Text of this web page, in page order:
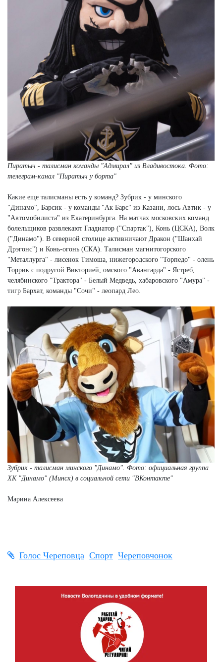
Пиратыч - талисман команды "Адмирал" из Владивостока. Фото:
телеграм-канал "Пиратыч у борта"
Какие еще талисманы есть у команд? Зубрик - у минского
"Динамо", Барсик - у команды "Ак Барс" из Казани, лось Автик - у
"Автомобилиста" из Екатеринбурга. На матчах московских команд
болельщиков развлекают Гладиатор ("Спартак"), Конь (ЦСКА), Волк
("Динамо"). В северной столице активничают Дракон ("Шанхай
Дрэгонс") и Конь-огонь (СКА). Талисман магнитогорского
"Металлурга" - лисенок Тимоша, нижегородского "Торпедо" - олень
Торрик с подругой Викторией, омского "Авангарда" - Ястреб,
челябинского "Трактора" - Белый Медведь, хабаровского "Амура" -
тигр Бархат, команды "Сочи" - леопард Лео.
Зубрик - талисман минского "Динамо". Фото: официальная группа
ХК "Динамо" (Минск) в социальной сети "ВКонтакте"
Марина Алексеева
Голос Череповца Спорт Череповчонок